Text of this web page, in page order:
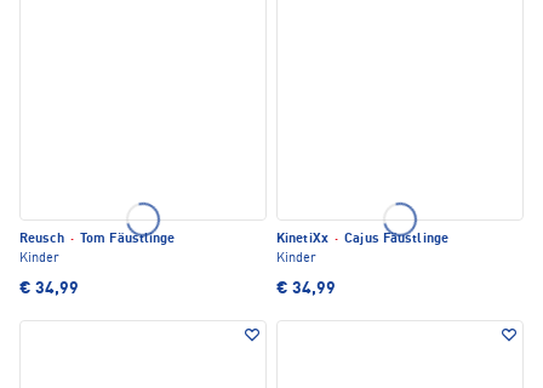
Reusch ·
Tom Fäustlinge
Kinder
€ 34,99
KinetiXx · Cajus Fäustlinge
Kinder
€ 34,99